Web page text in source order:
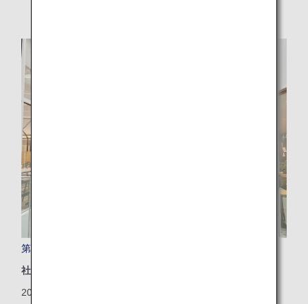
第4回 ANA Future Promise フォーラムを開催しました
社会地域
2025/04/21